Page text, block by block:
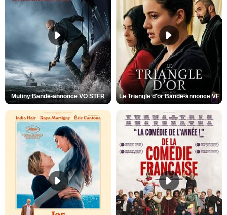
Mutiny Bande-annonce VO STFR Le Triangle d'or Bande-annonce VF